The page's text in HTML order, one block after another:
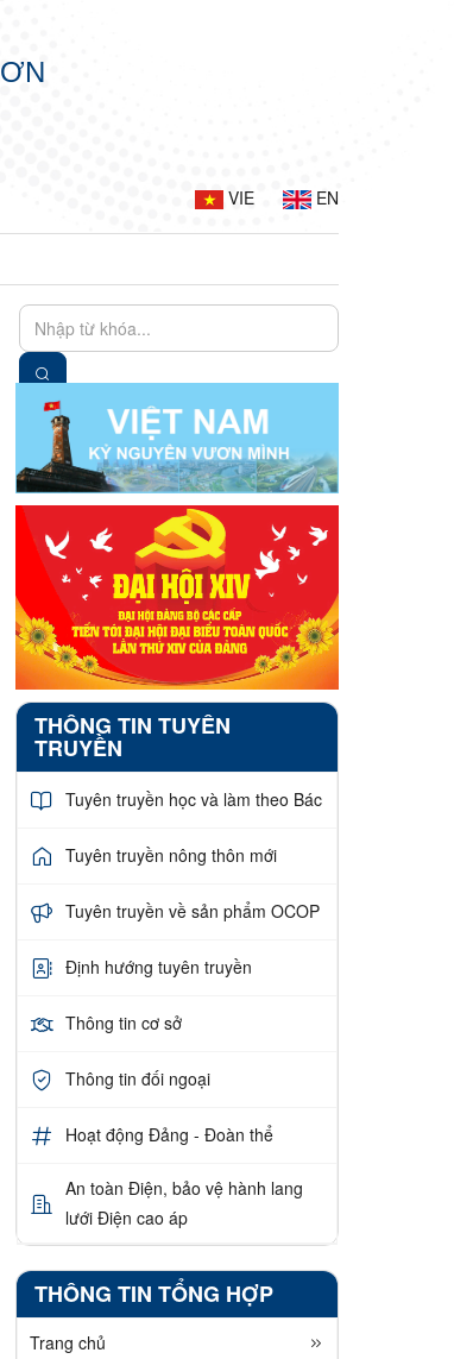
VIE EN
THÔNG TIN TUYÊN
TRUYỀN
Tuyên truyền học và làm theo Bác
Tuyên truyền nông thôn mới
Tuyên truyền về sản phẩm OCOP
Định hướng tuyên truyền
Thông tin cơ sở
Thông tin đối ngoại
Hoạt động Đảng - Đoàn thể
An toàn Điện, bảo vệ hành lang
lưới Điện cao áp
THÔNG TIN TỔNG HỢP
Trang chủ